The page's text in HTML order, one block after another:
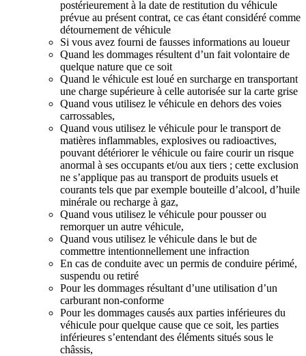
postérieurement à la date de restitution du véhicule
prévue au présent contrat, ce cas étant considéré comme
détournement de véhicule
Si vous avez fourni de fausses informations au loueur
Quand les dommages résultent d’un fait volontaire de
quelque nature que ce soit
Quand le véhicule est loué en surcharge en transportant
une charge supérieure à celle autorisée sur la carte grise
Quand vous utilisez le véhicule en dehors des voies
carrossables,
Quand vous utilisez le véhicule pour le transport de
matières inflammables, explosives ou radioactives,
pouvant détériorer le véhicule ou faire courir un risque
anormal à ses occupants et/ou aux tiers ; cette exclusion
ne s’applique pas au transport de produits usuels et
courants tels que par exemple bouteille d’alcool, d’huile
minérale ou recharge à gaz,
Quand vous utilisez le véhicule pour pousser ou
remorquer un autre véhicule,
Quand vous utilisez le véhicule dans le but de
commettre intentionnellement une infraction
En cas de conduite avec un permis de conduire périmé,
suspendu ou retiré
Pour les dommages résultant d’une utilisation d’un
carburant non-conforme
Pour les dommages causés aux parties inférieures du
véhicule pour quelque cause que ce soit, les parties
inférieures s’entendant des éléments situés sous le
châssis,